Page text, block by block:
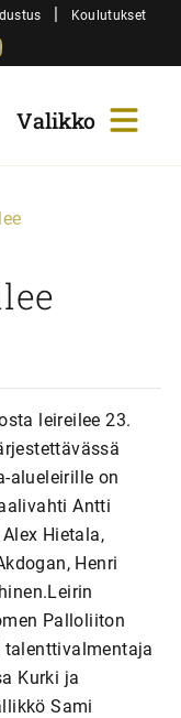
| Koulutukset
leireilee 23.
alueleirille on
Antti
Hietala,
Henri
Palloliiton
talenttivalmentaja
Kurki ja
Sami